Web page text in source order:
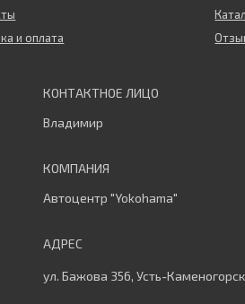
и оплата
Владимир
Автоцентр "Yokohama"
ул. Бажова 356, Усть-